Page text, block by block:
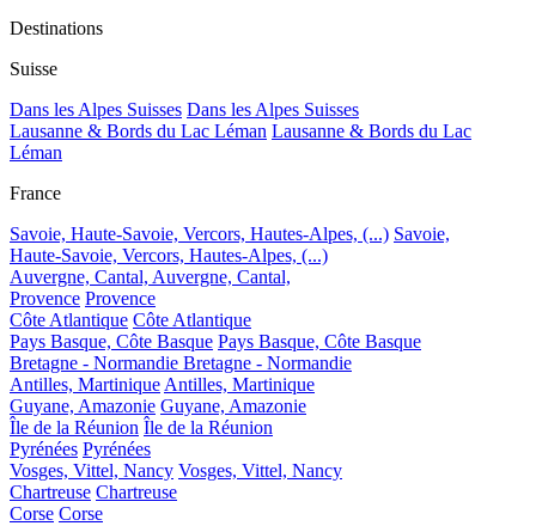
Destinations
Suisse
Dans les Alpes Suisses Dans les Alpes Suisses
Lausanne & Bords du Lac Léman Lausanne & Bords du Lac
Léman
France
Savoie, Haute-Savoie, Vercors, Hautes-Alpes, (...) Savoie,
Haute-Savoie, Vercors, Hautes-Alpes, (...)
Auvergne, Cantal, Auvergne, Cantal,
Provence Provence
Côte Atlantique Côte Atlantique
Pays Basque, Côte Basque Pays Basque, Côte Basque
Bretagne - Normandie Bretagne - Normandie
Antilles, MartiniqueAntilles, Martinique
Guyane, Amazonie Guyane, Amazonie
Île de la Réunion Île de la Réunion
Pyrénées Pyrénées
Vosges, Vittel, Nancy Vosges, Vittel, Nancy
Chartreuse Chartreuse
Corse Corse